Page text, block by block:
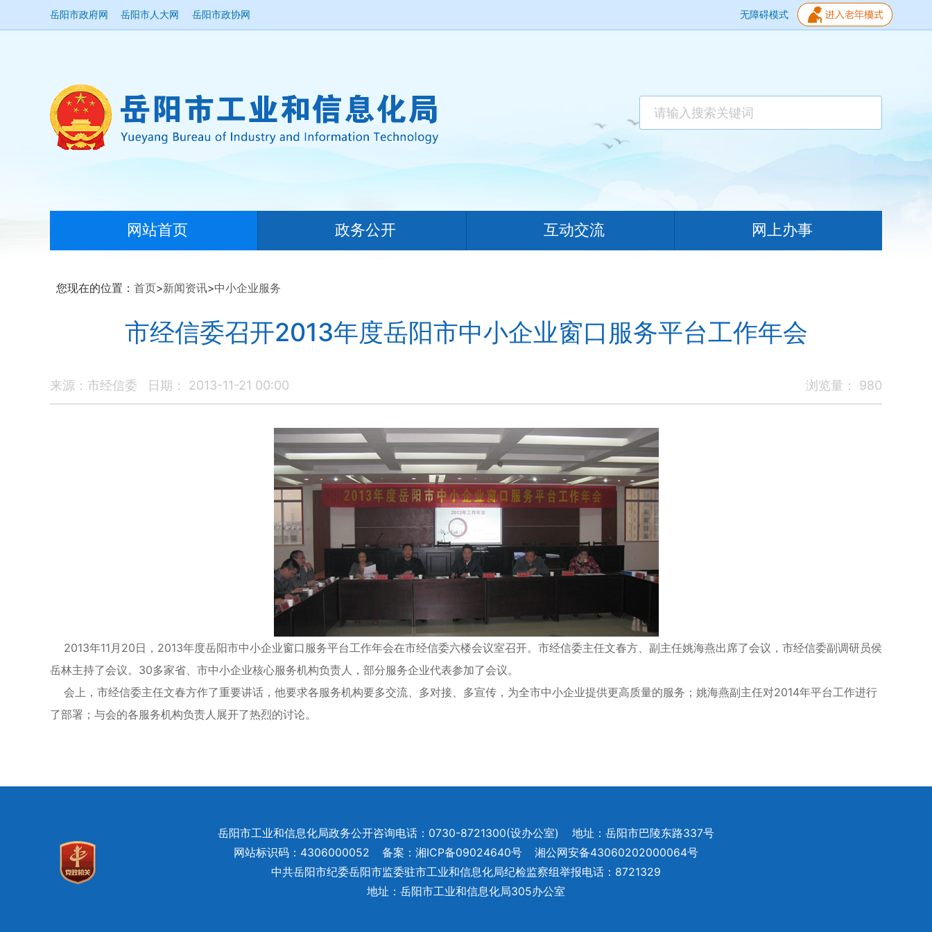
岳阳市政府网 岳阳市人大网 岳阳市政协网 无障碍模式
网站首页 政务公开 互动交流 网上办事
您现在的位置： 首页>新闻资讯>中小企业服务
市经信委召开2013年度岳阳市中小企业窗口服务平台工作年会
来源：市经信委 日期： 2013-11-21 00:00 浏览量： 980
2013年11月20日，2013年度岳阳市中小企业窗口服务平台工作年会在市经信委六楼会议室召开。市经信委主任文春方、副主任姚海燕出席了会议，市经信委副调研员侯
岳林主持了会议。30多家省、市中小企业核心服务机构负责人，部分服务企业代表参加了会议。
会上，市经信委主任文春方作了重要讲话，他要求各服务机构要多交流、多对接、多宣传，为全市中小企业提供更高质量的服务；姚海燕副主任对2014年平台工作进行
了部署；与会的各服务机构负责人展开了热烈的讨论。
岳阳市工业和信息化局政务公开咨询电话：0730-8721300(设办公室)
地址：岳阳市巴陵东路337号
网站标识码：4306000052
备案：湘ICP备09024640号
湘公网安备43060202000064号
中共岳阳市纪委岳阳市监委驻市工业和信息化局纪检监察组举报电话：8721329
地址：岳阳市工业和信息化局305办公室